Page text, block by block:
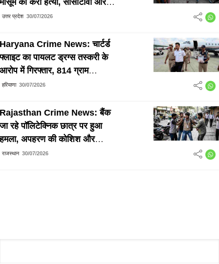
मासूम की करी हत्या, सीसीटीवी और
बाइक नंबर के जरिए आरोपी हुआ
उत्तर प्रदेश 30/07/2026
Haryana Crime News: चार्टर्ड
फ्लाइट का पायलट ड्रग्स तस्करी के
आरोप में गिरफ्तार, 814 ग्राम
MDMA बरामद
हरियाणा 30/07/2026
Rajasthan Crime News: बैंक
जा रहे पॉलिटेक्निक छात्र पर हुआ
हमला, अपहरण की कोशिश और
₹1.50 लाख लूटने का लगा आरोप
राजस्थान 30/07/2026